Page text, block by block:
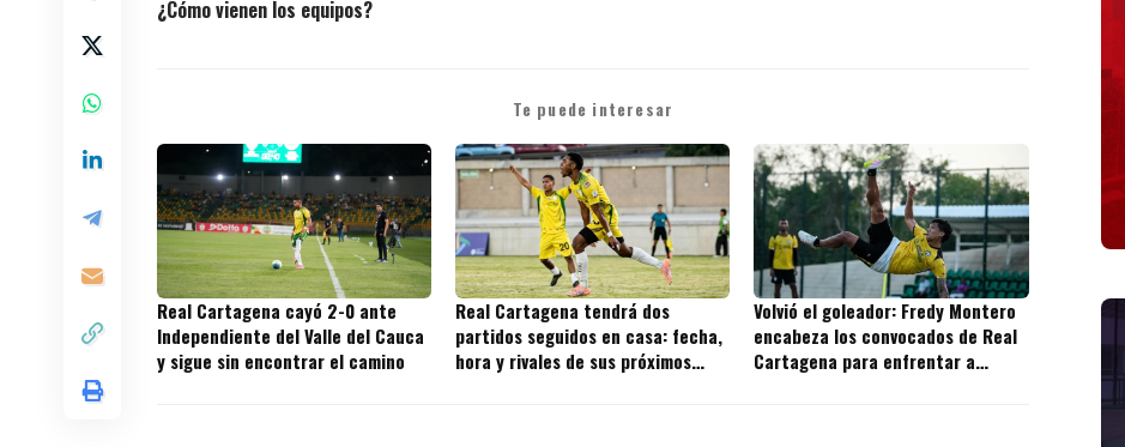
¿Cómo vienen los equipos?
Te puede interesar
Real Cartagena cayó 2-0 ante
Independiente del Valle del Cauca
y sigue sin encontrar el camino
Real Cartagena tendrá dos
partidos seguidos en casa: fecha,
hora y rivales de sus próximos
Volvió el goleador: Fredy Montero
encabeza los convocados de Real
Cartagena para enfrentar a